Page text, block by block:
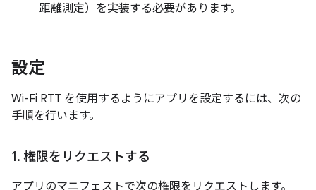
距離測定）を実装する必要があります。
設定
Wi-Fi RTT を使用するようにアプリを設定するには、次の
手順を行います。
1. 権限をリクエストする
アプリのマニフェストで次の権限をリクエストします。